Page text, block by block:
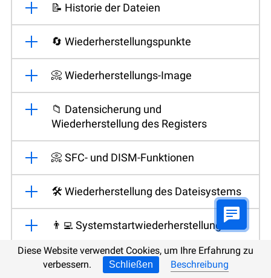
📝 Historie der Dateien
🔄 Wiederherstellungspunkte
📀 Wiederherstellungs-Image
📁 Datensicherung und
Wiederherstellung des Registers
📀 SFC- und DISM-Funktionen
🛠️ Wiederherstellung des Dateisystems
👨‍💻 Systemstartwiederherstellung
♻️ Software für die Datensicherung
Diese Website verwendet Cookies, um Ihre Erfahrung zu
verbessern.
Schließen Beschreibung